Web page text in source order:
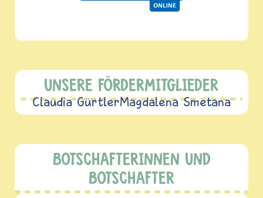
UNSERE FÖRDERMITGLIEDER
Claudia GürtlerMagdalena Smetana
BOTSCHAFTERINNEN UND
BOTSCHAFTER